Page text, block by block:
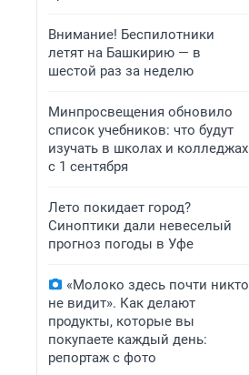
Внимание! Беспилотники
летят на Башкирию — в
шестой раз за неделю
Минпросвещения обновило
список учебников: что будут
изучать в школах и колледжах
с 1 сентября
Лето покидает город?
Синоптики дали невеселый
прогноз погоды в Уфе
«Молоко здесь почти никто
не видит». Как делают
продукты, которые вы
покупаете каждый день:
репортаж с фото